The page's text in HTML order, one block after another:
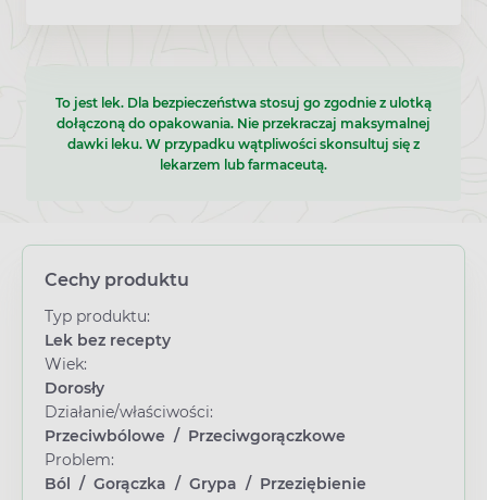
To jest lek. Dla bezpieczeństwa stosuj go zgodnie z ulotką
dołączoną do opakowania. Nie przekraczaj maksymalnej
dawki leku. W przypadku wątpliwości skonsultuj się z
lekarzem lub farmaceutą.
Cechy produktu
Typ produktu:
Lek bez recepty
Wiek:
Dorosły
Działanie/właściwości:
Przeciwbólowe / Przeciwgorączkowe
Problem:
Ból / Gorączka / Grypa / Przeziębienie